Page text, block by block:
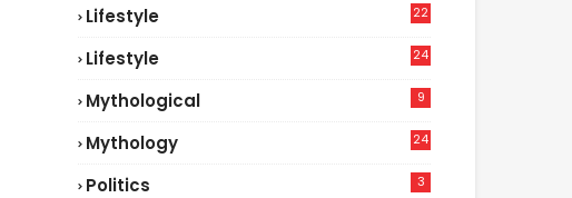
Lifestyle
22
Lifestyle
24
Mythological 9
Mythology 24
Politics 3